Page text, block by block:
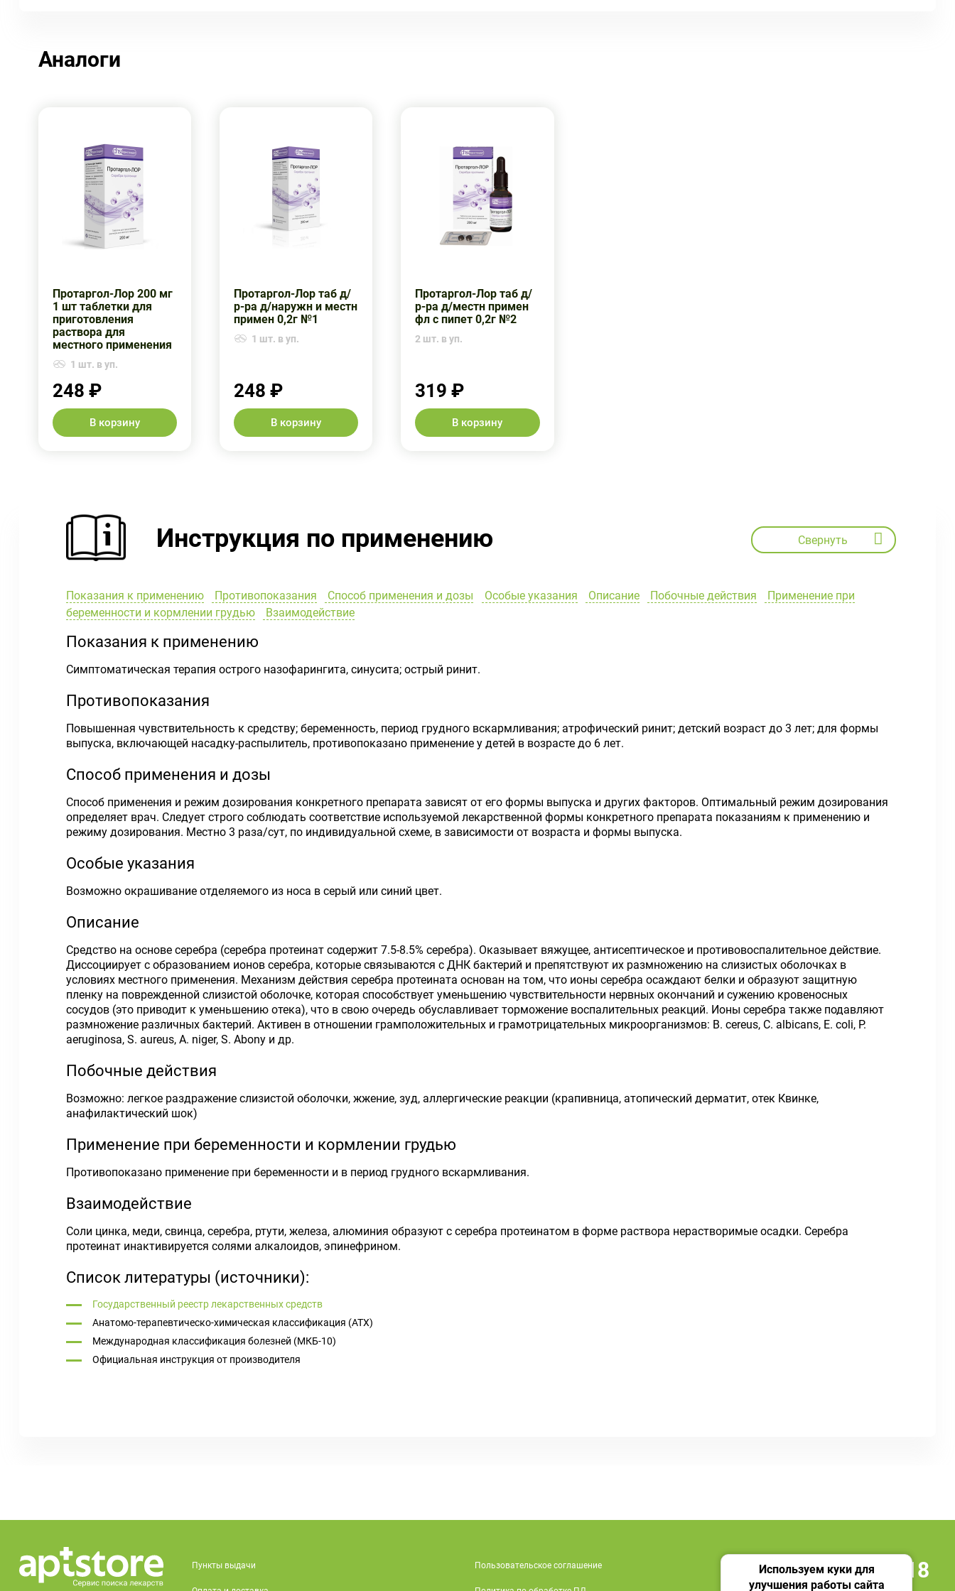
Аналоги
Протаргол-Лор 200 мг
1 шт таблетки для
приготовления
раствора для
местного применения
1 шт. в уп.
248 ₽
В корзину
Протаргол-Лор таб д/
р-ра д/наружн и местн
примен 0,2г №1
1 шт. в уп.
248 ₽
В корзину
Протаргол-Лор таб д/
р-ра д/местн примен
фл с пипет 0,2г №2
2 шт. в уп.
319 ₽
В корзину
Инструкция по применению Свернуть
Показания к применению Противопоказания Способ применения и дозы Особые указания Описание Побочные действия
Применение при
беременности и кормлении грудью
Взаимодействие
Показания к применению
Симптоматическая терапия острого назофарингита, синусита; острый ринит.
Противопоказания
Повышенная чувствительность к средству; беременность, период грудного вскармливания; атрофический ринит; детский возраст до 3 лет; для формы
выпуска, включающей насадку-распылитель, противопоказано применение у детей в возрасте до 6 лет.
Способ применения и дозы
Способ применения и режим дозирования конкретного препарата зависят от его формы выпуска и других факторов. Оптимальный режим дозирования
определяет врач. Следует строго соблюдать соответствие используемой лекарственной формы конкретного препарата показаниям к применению и
режиму дозирования. Местно 3 раза/сут, по индивидуальной схеме, в зависимости от возраста и формы выпуска.
Особые указания
Возможно окрашивание отделяемого из носа в серый или синий цвет.
Описание
Средство на основе серебра (серебра протеинат содержит 7.5-8.5% серебра). Оказывает вяжущее, антисептическое и противовоспалительное действие.
Диссоциирует с образованием ионов серебра, которые связываются с ДНК бактерий и препятствуют их размножению на слизистых оболочках в
условиях местного применения. Механизм действия серебра протеината основан на том, что ионы серебра осаждают белки и образуют защитную
пленку на поврежденной слизистой оболочке, которая способствует уменьшению чувствительности нервных окончаний и сужению кровеносных
сосудов (это приводит к уменьшению отека), что в свою очередь обуславливает торможение воспалительных реакций. Ионы серебра также подавляют
размножение различных бактерий. Активен в отношении грамположительных и грамотрицательных микроорганизмов: В. cereus, С. albicans, Е. coli, Р.
aeruginosa, S. aureus, A. niger, S. Abony и др.
Побочные действия
Возможно: легкое раздражение слизистой оболочки, жжение, зуд, аллергические реакции (крапивница, атопический дерматит, отек Квинке,
анафилактический шок)
Применение при беременности и кормлении грудью
Противопоказано применение при беременности и в период грудного вскармливания.
Взаимодействие
Соли цинка, меди, свинца, серебра, ртути, железа, алюминия образуют с серебра протеинатом в форме раствора нерастворимые осадки. Серебра
протеинат инактивируется солями алкалоидов, эпинефрином.
Список литературы (источники):
Государственный реестр лекарственных средств
Анатомо-терапевтическо-химическая классификация (ATX)
Международная классификация болезней (МКБ-10)
Официальная инструкция от производителя
Пункты выдачи Пользовательское соглашение +7 495 419 18 18
Используем куки для
улучшения работы сайта